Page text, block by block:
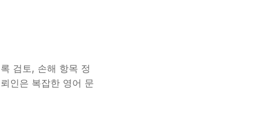
검토, 손해 항목 정
인은 복잡한 영어 문